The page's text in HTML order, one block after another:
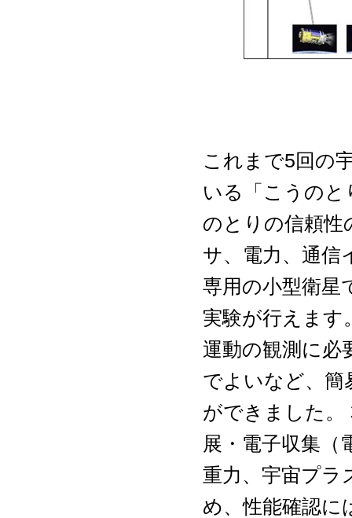
これまで5回の
いる「こうの
のとりの信頼性
サ、電力、通信
専用の小型衛星
実験が行えます
運動の観測に必
でよいなど、簡
ができました。
展・電子収集（
重力、宇宙プラ
め、性能確認に